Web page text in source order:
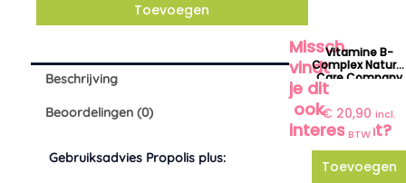
Toevoegen
Beschrijving
Beoordelingen (0)
Gebruiksadvies Propolis plus:
Misschien
vindt
je dit
ook
interessant?
Vitamine B-
Complex Natural
Care Company
€ 20,90 incl.
BTW
Toevoegen